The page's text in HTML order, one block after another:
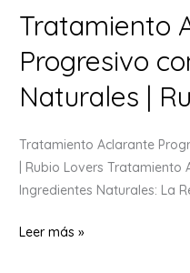
Tratamiento
Progresivo
Naturales |
Tratamiento Aclarante
| Rubio Lovers
Ingredientes Naturales: La
Tratamiento
Leer más »